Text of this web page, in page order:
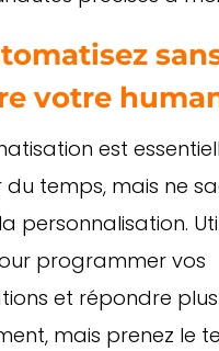
votre
est
temps, mais ne
personnalisation.
programmer vos
et répondre plus
mais prenez le